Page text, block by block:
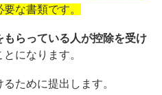
な書類です。
もらっている人が控除を受け
になります。
ために提出します。